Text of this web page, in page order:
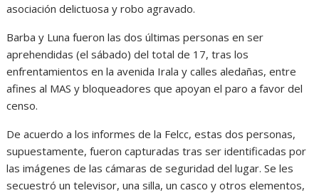
asociación delictuosa y robo agravado.
Barba y Luna fueron las dos últimas personas en ser
aprehendidas (el sábado) del total de 17, tras los
enfrentamientos en la avenida Irala y calles aledañas, entre
afines al MAS y bloqueadores que apoyan el paro a favor del
censo.
De acuerdo a los informes de la Felcc, estas dos personas,
supuestamente, fueron capturadas tras ser identificadas por
las imágenes de las cámaras de seguridad del lugar. Se les
secuestró un televisor, una silla, un casco y otros elementos,